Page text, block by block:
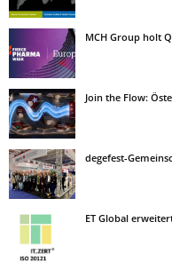
MCH Group holt
Join the Flow:
degefest-
ET Global